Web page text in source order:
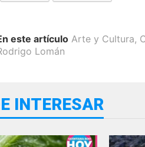
este artículo Arte y Cultura,
Lomán
INTERESAR